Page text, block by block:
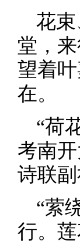
花
堂，
望着
在。
“荷
考南
诗联
“萦
行。